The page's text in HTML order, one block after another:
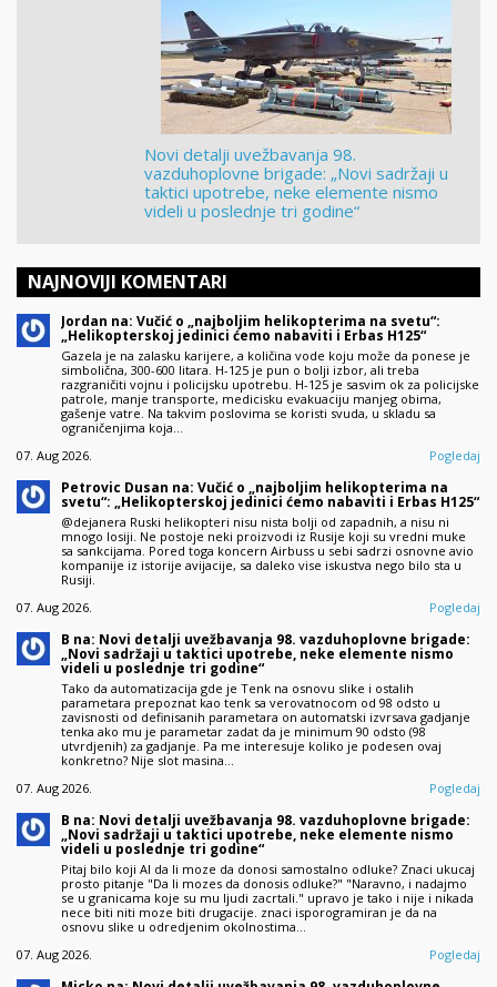
Novi detalji uvežbavanja 98.
vazduhoplovne brigade: „Novi sadržaji u
taktici upotrebe, neke elemente nismo
videli u poslednje tri godine“
NAJNOVIJI KOMENTARI
Jordan na: Vučić o „najboljim helikopterima na svetu“:
„Helikopterskoj jedinici ćemo nabaviti i Erbas H125“
Gazela je na zalasku karijere, a količina vode koju može da ponese je
simbolična, 300-600 litara. H-125 je pun o bolji izbor, ali treba
razgraničiti vojnu i policijsku upotrebu. H-125 je sasvim ok za policijske
patrole, manje transporte, medicisku evakuaciju manjeg obima,
gašenje vatre. Na takvim poslovima se koristi svuda, u skladu sa
ograničenjima koja…
07. Aug 2026.
Pogledaj
Petrovic Dusan na: Vučić o „najboljim helikopterima na
svetu“: „Helikopterskoj jedinici ćemo nabaviti i Erbas H125“
@dejanera Ruski helikopteri nisu nista bolji od zapadnih, a nisu ni
mnogo losiji. Ne postoje neki proizvodi iz Rusije koji su vredni muke
sa sankcijama. Pored toga koncern Airbuss u sebi sadrzi osnovne avio
kompanije iz istorije avijacije, sa daleko vise iskustva nego bilo sta u
Rusiji.
07. Aug 2026.
Pogledaj
B na: Novi detalji uvežbavanja 98. vazduhoplovne brigade:
„Novi sadržaji u taktici upotrebe, neke elemente nismo
videli u poslednje tri godine“
Tako da automatizacija gde je Tenk na osnovu slike i ostalih
parametara prepoznat kao tenk sa verovatnocom od 98 odsto u
zavisnosti od definisanih parametara on automatski izvrsava gadjanje
tenka ako mu je parametar zadat da je minimum 90 odsto (98
utvrdjenih) za gadjanje. Pa me interesuje koliko je podesen ovaj
konkretno? Nije slot masina…
07. Aug 2026.
Pogledaj
B na: Novi detalji uvežbavanja 98. vazduhoplovne brigade:
„Novi sadržaji u taktici upotrebe, neke elemente nismo
videli u poslednje tri godine“
Pitaj bilo koji AI da li moze da donosi samostalno odluke? Znaci ukucaj
prosto pitanje "Da li mozes da donosis odluke?" "Naravno, i nadajmo
se u granicama koje su mu ljudi zacrtali." upravo je tako i nije i nikada
nece biti niti moze biti drugacije. znaci isporogramiran je da na
osnovu slike u odredjenim okolnostima…
07. Aug 2026.
Pogledaj